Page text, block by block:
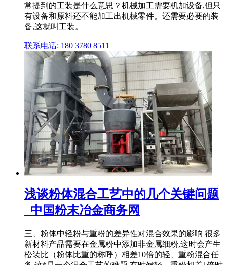
常提到的工装是什么意思？机械加工需要机加设备,但只
有设备和原料还不能加工出机械零件。还需要必要的装
备,这就叫工装。
联系电话: 180 3780 8511
浅谈粉体混合工艺中的几个关键问题
_中国粉末冶金商务网
三、粉体中轻粉与重粉的差异性对混合效果的影响 很多
新材料产品需要在金属粉中添加非金属细粉,这时会产生
松装比（粉体比重的称呼）相差10倍的轻、重粉混合任